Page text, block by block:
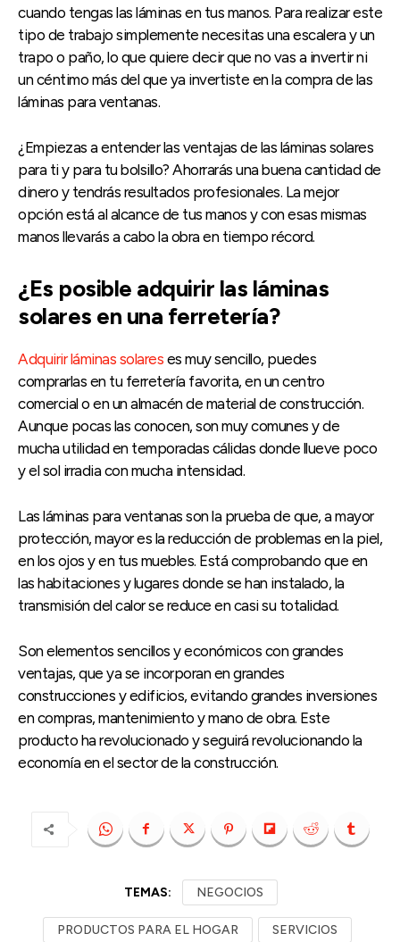
cuando tengas las láminas en tus manos. Para realizar este
tipo de trabajo simplemente necesitas una escalera y un
trapo o paño, lo que quiere decir que no vas a invertir ni
un céntimo más del que ya invertiste en la compra de las
láminas para ventanas.
¿Empiezas a entender las ventajas de las láminas solares
para ti y para tu bolsillo? Ahorrarás una buena cantidad de
dinero y tendrás resultados profesionales. La mejor
opción está al alcance de tus manos y con esas mismas
manos llevarás a cabo la obra en tiempo récord.
¿Es posible adquirir las láminas
solares en una ferretería?
Adquirir láminas solares es muy sencillo, puedes
comprarlas en tu ferretería favorita, en un centro
comercial o en un almacén de material de construcción.
Aunque pocas las conocen, son muy comunes y de
mucha utilidad en temporadas cálidas donde llueve poco
y el sol irradia con mucha intensidad.
Las láminas para ventanas son la prueba de que, a mayor
protección, mayor es la reducción de problemas en la piel,
en los ojos y en tus muebles. Está comprobando que en
las habitaciones y lugares donde se han instalado, la
transmisión del calor se reduce en casi su totalidad.
Son elementos sencillos y económicos con grandes
ventajas, que ya se incorporan en grandes
construcciones y edificios, evitando grandes inversiones
en compras, mantenimiento y mano de obra. Este
producto ha revolucionado y seguirá revolucionando la
economía en el sector de la construcción.
TEMAS: NEGOCIOS
PRODUCTOS PARA EL HOGAR SERVICIOS